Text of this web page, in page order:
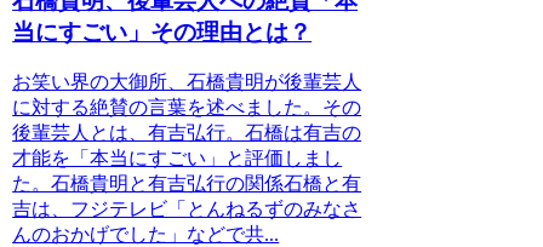
当にすごい」その理由とは？
お笑い界の大御所、石橋貴明が後輩芸人
に対する絶賛の言葉を述べました。その
後輩芸人とは、有吉弘行。石橋は有吉の
才能を「本当にすごい」と評価しまし
た。石橋貴明と有吉弘行の関係石橋と有
吉は、フジテレビ「とんねるずのみなさ
んのおかげでした」などで共...